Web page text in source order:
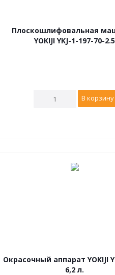
Плоскошлифовальная
YOKIJI YKJ-1-197-70-2.5
В корзину
Окрасочный аппарат YOKIJI
6,2 л.